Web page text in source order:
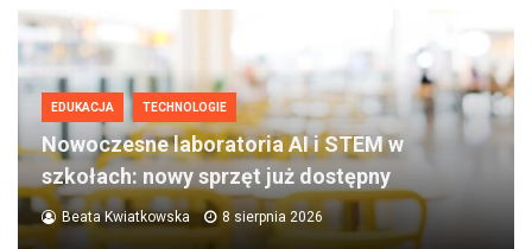
EDUKACJA TECHNOLOGIE
Nowoczesne laboratoria AI i STEM w
szkołach: nowy sprzęt już dostępny
Beata Kwiatkowska 8 sierpnia 2026